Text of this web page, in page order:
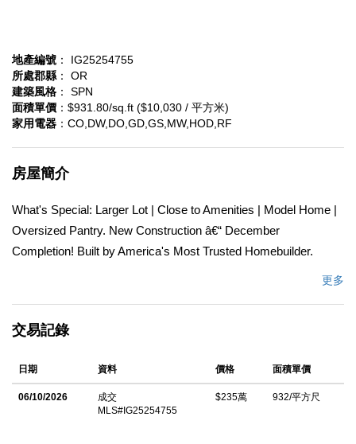
地產編號 ： IG25254755
所處郡縣 ： OR
建築風格 ： SPN
面積單價 ：$931.80/sq.ft ($10,030 / 平方米)
家用電器 ：CO,DW,DO,GD,GS,MW,HOD,RF
房屋簡介
What's Special: Larger Lot | Close to Amenities | Model Home |
Oversized Pantry. New Construction â€“ December
Completion! Built by America's Most Trusted Homebuilder.
Model Home Available December. Welcome to the Plan 2 at 182
for the weekend. The open-concept kitchen, dining, and great
abundant storage with extra cabinets and a walk-in pantry. A
first-floor bedroom with ensuite bath is perfect for guests or can
double as a home office or gym. Upstairs, retreat to a serene
更多
交易記錄
日期 資料 價格 面積單價
06/10/2026
成交
MLS#IG25254755
$235萬 932/平方尺